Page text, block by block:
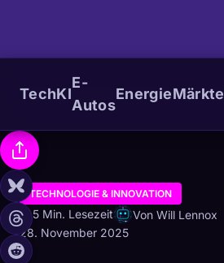
TechKI
E-
Autos
EnergieMärkte
TECHNOLOGIE & INNOVATION
5 Min. Lesezeit
Von Will Lennox
28. November 2025